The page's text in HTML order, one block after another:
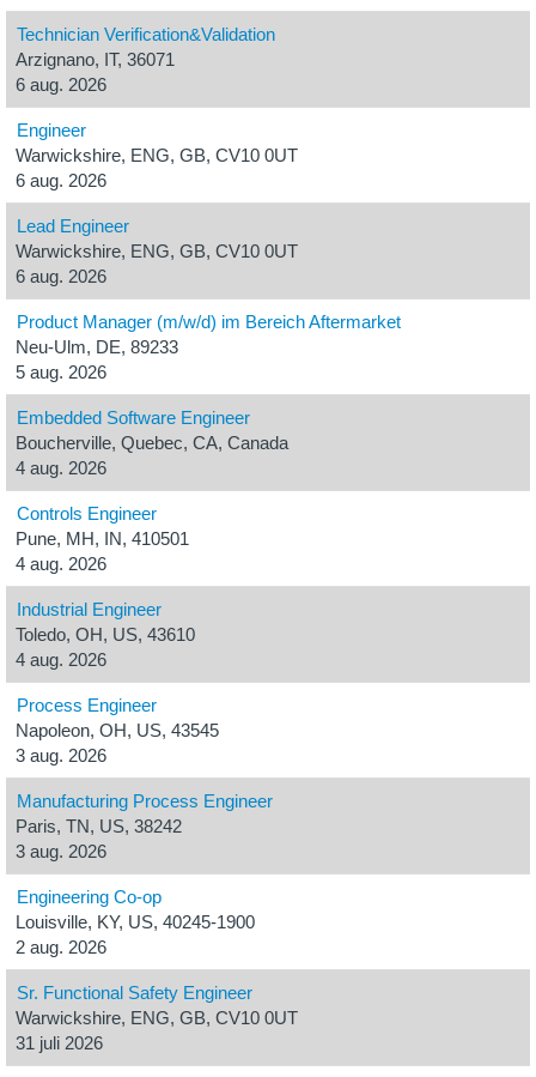
Technician Verification&Validation
Arzignano, IT, 36071
6 aug. 2026
Engineer
Warwickshire, ENG, GB, CV10 0UT
6 aug. 2026
Lead Engineer
Warwickshire, ENG, GB, CV10 0UT
6 aug. 2026
Product Manager (m/w/d) im Bereich Aftermarket
Neu-Ulm, DE, 89233
5 aug. 2026
Embedded Software Engineer
Boucherville, Quebec, CA, Canada
4 aug. 2026
Controls Engineer
Pune, MH, IN, 410501
4 aug. 2026
Industrial Engineer
Toledo, OH, US, 43610
4 aug. 2026
Process Engineer
Napoleon, OH, US, 43545
3 aug. 2026
Manufacturing Process Engineer
Paris, TN, US, 38242
3 aug. 2026
Engineering Co-op
Louisville, KY, US, 40245-1900
2 aug. 2026
Sr. Functional Safety Engineer
Warwickshire, ENG, GB, CV10 0UT
31 juli 2026